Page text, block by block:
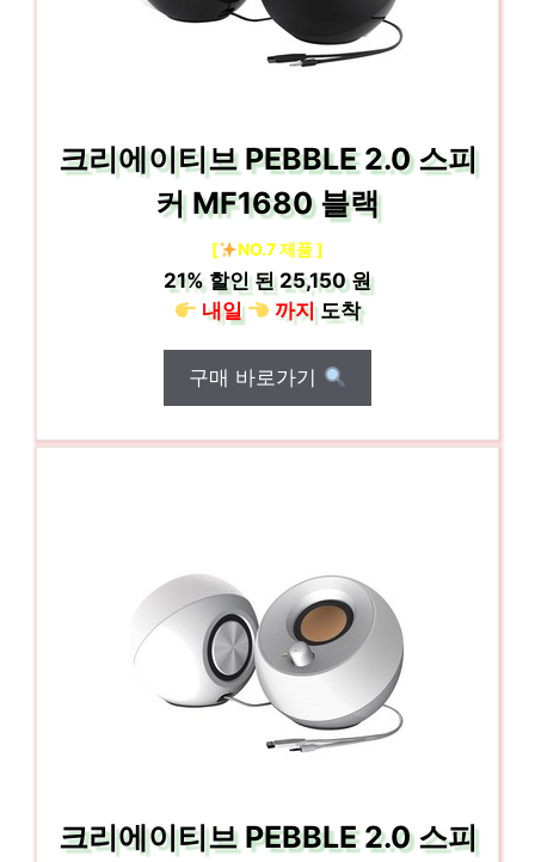
크리에이티브 PEBBLE 2.0 스피
커 MF1680 블랙
[ NO.7 제품 ]
21%할인 된25,150 원
내일
까지도착
구매 바로가기
크리에이티브 PEBBLE 2.0 스피